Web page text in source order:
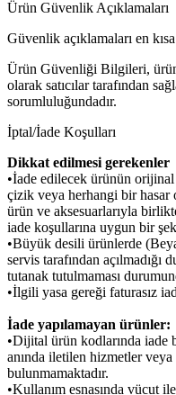
Ürün Güvenlik Açıklamaları
Güvenlik açıklamaları en
Ürün Güvenliği Bilgileri,
olarak satıcılar tarafından
sorumluluğundadır.
İptal/İade Koşulları
Dikkat edilmesi gerekenler
•İade edilecek ürünün
çizik veya herhangi bir hasar
ürün ve aksesuarlarıyla
iade koşullarına uygun bir
•Büyük desili ürünlerde
servis tarafından açılmadığı
tutanak tutulmaması
•İlgili yasa gereği faturasız
İade yapılamayan ürünler:
•Dijital ürün kodlarında iade
anında iletilen hizmetler
bulunmamaktadır.
•Kullanım esnasında vücut